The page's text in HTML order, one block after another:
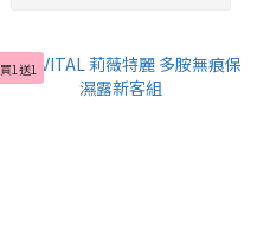
買1送1